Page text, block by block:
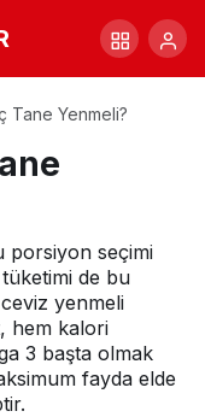
Tane Yenmeli?
porsiyon seçimi
de bu
yenmeli
hem kalori
3 başta olmak
fayda elde